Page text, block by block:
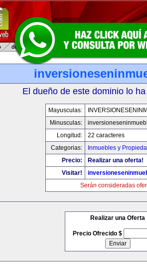
El dueño de este dominio lo
Mayusculas:
Minusculas:
Longitud:
22 caracteres
Categorias:
Inmuebles y
Precio:
Realizar una oferta!
Visitar!
Serán consideradas
Realizar una Oferta
Precio Ofrecido $